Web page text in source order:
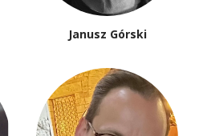
Janusz Górski